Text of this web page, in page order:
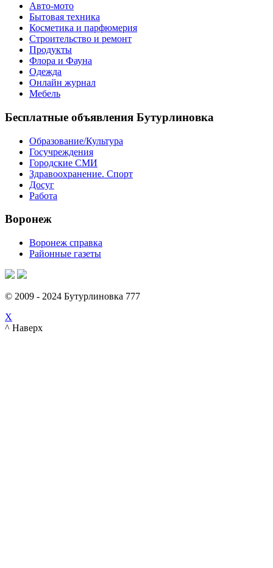
Авто-мото
Бытовая техника
Косметика и парфюмерия
Строительство и ремонт
Продукты
Флора и Фауна
Одежда
Онлайн журнал
Мебель
Бесплатные объявления Бутурлиновка
Образование/Культура
Госучреждения
Городские СМИ
Здравоохранение. Спорт
Досуг
Работа
Воронеж
Воронеж справка
Районные газеты
© 2009 - 2024 Бутурлиновка 777
X
^ Наверх